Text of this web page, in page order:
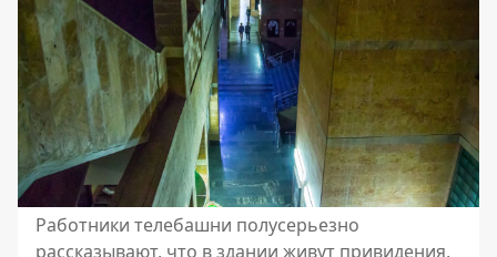
Работники телебашни полусерьезно
рассказывают, что в здании живут привидения,